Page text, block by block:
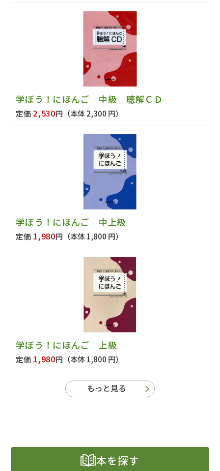
学ぼう！にほんご 中級 聴解ＣＤ
定価 2,530円 （本体 2,300 円）
学ぼう！にほんご 中上級
定価 1,980円 （本体 1,800 円）
学ぼう！にほんご 上級
定価 1,980円 （本体 1,800 円）
もっと見る
本を探す